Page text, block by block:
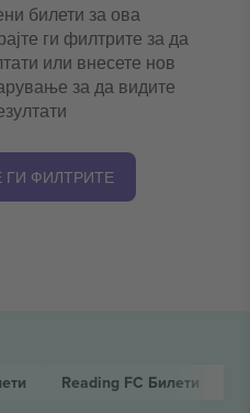
билети за ова
ги филтрите за да
или внесете нов
за да видите
ГИ ФИЛТРИТЕ
Reading FC Билети